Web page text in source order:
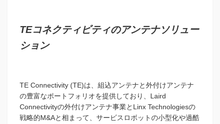
TEコネクティビティのアンテナソリュー
ション
TE Connectivity (TE)は、組込アンテナと外付けアンテナ
の豊富なポートフォリオを提供しており、Laird
Connectivityの外付けアンテナ事業とLinx Technologiesの
戦略的M&Aと相まって、サービスロボットの小型化や過酷